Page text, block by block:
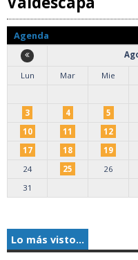
Agenda
Lun
Mar Mie
3
4 5
10
11 12
17
18 19
24
25 26
31
Lo más visto...